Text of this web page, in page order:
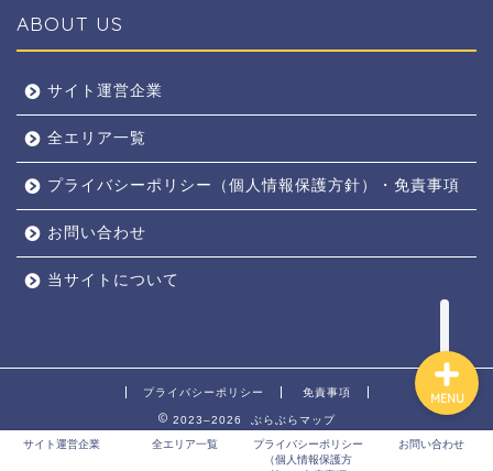
ABOUT US
サイト運営企業
全エリア一覧
プライバシーポリシー（個人情報保護方針）・免責事項
お問い合わせ
当サイトについて
プライバシーポリシー 免責事項
2023–2026 ぶらぶらマップ
サイト運営企業
全エリア一覧
プライバシーポリシー
（個人情報保護方
お問い合わせ
MENU
奈良